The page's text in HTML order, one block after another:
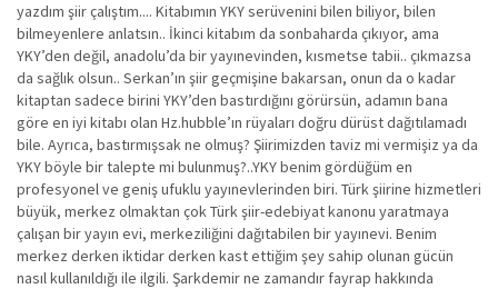
yazdım şiir çalıştım.... Kitabımın YKY serüvenini bilen biliyor, bilen
bilmeyenlere anlatsın.. İkinci kitabım da sonbaharda çıkıyor, ama
YKY’den değil, anadolu’da bir yayınevinden, kısmetse tabii.. çıkmazsa
da sağlık olsun.. Serkan’ın şiir geçmişine bakarsan, onun da o kadar
kitaptan sadece birini YKY’den bastırdığını görürsün, adamın bana
göre en iyi kitabı olan Hz.hubble’ın rüyaları doğru dürüst dağıtılamadı
bile. Ayrıca, bastırmışsak ne olmuş? Şiirimizden taviz mi vermişiz ya da
YKY böyle bir talepte mi bulunmuş?..YKY benim gördüğüm en
profesyonel ve geniş ufuklu yayınevlerinden biri. Türk şiirine hizmetleri
büyük, merkez olmaktan çok Türk şiir-edebiyat kanonu yaratmaya
çalışan bir yayın evi, merkeziliğini dağıtabilen bir yayınevi. Benim
merkez derken iktidar derken kast ettiğim şey sahip olunan gücün
nasıl kullanıldığı ile ilgili. Şarkdemir ne zamandır fayrap hakkında